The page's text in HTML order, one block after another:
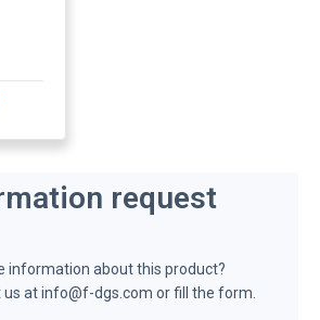
request
information about this product?
us at info@f-dgs.com or fill the form.